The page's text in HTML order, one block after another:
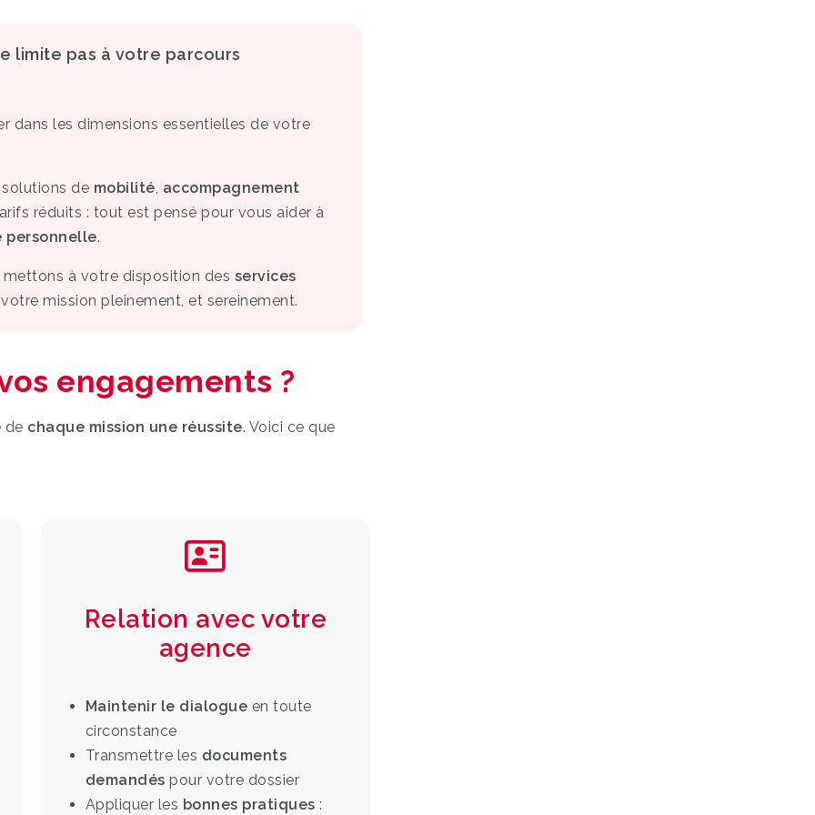
limite pas à votre parcours
dans les dimensions essentielles de votre
solutions de mobilité accompagnement
réduits : tout est pensé pour vous aider à
personnelle.
à votre disposition des services
mission pleinement, et sereinement.
engagements ?
de chaque mission une réussite. Voici ce que
Relation avec votre
agence
Maintenir le dialogue en toute
circonstance
Transmettre les documents
demandés pour votre dossier
Appliquer les bonnes pratiques :